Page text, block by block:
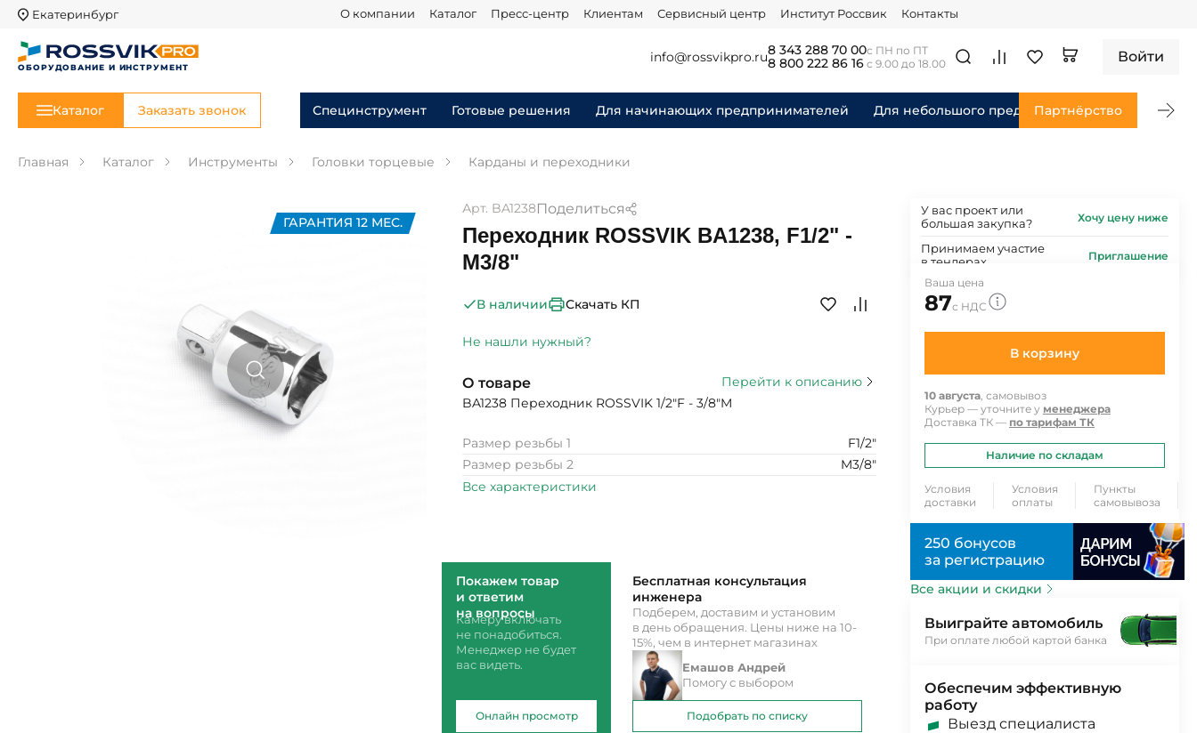
Екатеринбург О компании Каталог Пресс-центр Клиентам Сервисный центр Институт Россвик Контакты
ОБОРУДОВАНИЕ И ИНСТРУМЕНТ
info@rossvikpro.ru8 343 288 70 00
8 800 222 86 16
с ПН по ПТ
с 9.00 до 18.00
Войти
Каталог Заказать звонок Специнструмент Готовые решения Для начинающих предпринимателей Для небольшого предприятия Для
Партнёрство
Главная Каталог Инструменты Головки торцевые Карданы и переходники
ГАРАНТИЯ 12 МЕС.
Арт. BA1238Поделиться
Переходник ROSSVIK BA1238, F1/2" -
M3/8"
В наличии Скачать КП
Не нашли нужный?
О товаре
Перейти к описанию
BA1238 Переходник ROSSVIK 1/2"F - 3/8"M
Размер резьбы 1
F1/2"
Размер резьбы 2
M3/8"
Все характеристики
Покажем товар
и ответим
на вопросы
Камеру включать
не понадобиться.
Менеджер не будет
вас видеть.
Онлайн просмотр
Бесплатная консультация
инженера
Подберем, доставим и установим
в день обращения. Цены ниже на 10-
15%, чем в интернет магазинах
Емашов Андрей
Помогу с выбором
Подобрать по списку
У вас проект или
большая закупка?
Хочу цену ниже
Принимаем участие
в тендерах
Приглашение
Ваша цена
87с НДС
В корзину
10 августа, самовывоз
Курьер — уточните у менеджера
Доставка ТК — по тарифам ТК
Наличие по складам
Условия
доставки
Условия
оплаты
Пункты
самовывоза
250 бонусов
за регистрацию
Все акции и скидки
Выиграйте автомобиль
При оплате любой картой банка
Обеспечим эффективную
работу
Выезд специалиста